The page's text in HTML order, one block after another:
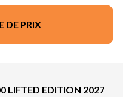
DE PRIX
LIFTED EDITION 2027